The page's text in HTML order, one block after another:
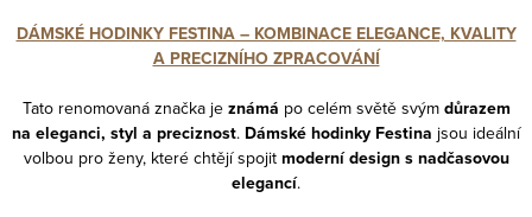
DÁMSKÉ HODINKY FESTINA – KOMBINACE ELEGANCE, KVALITY
A PRECIZNÍHO ZPRACOVÁNÍ
Tato renomovaná značka je známá po celém světě svým důrazem
na eleganci, styl a preciznost. Dámské hodinky Festina jsou ideální
volbou pro ženy, které chtějí spojit moderní design s nadčasovou
elegancí.